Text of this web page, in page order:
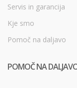
Servis in garancija
Kje smo
Pomoč na daljavo
POMOČ NA